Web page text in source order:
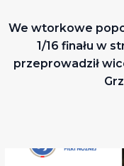
We wtorkowe
1/16 finału w
przeprowadził